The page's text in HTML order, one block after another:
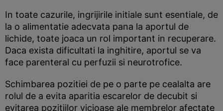
In toate cazurile, ingrijirile initiale sunt esentiale, de
la o alimentatie adecvata pana la aportul de
lichide, toate joaca un rol important in recuperare.
Daca exista dificultati la inghitire, aportul se va
face parenteral cu perfuzii si neurotrofice.
Schimbarea pozitiei de pe o parte pe cealalta are
rolul de a evita aparitia escarelor de decubit si
evitarea pozitiilor vicioase ale membrelor afectate